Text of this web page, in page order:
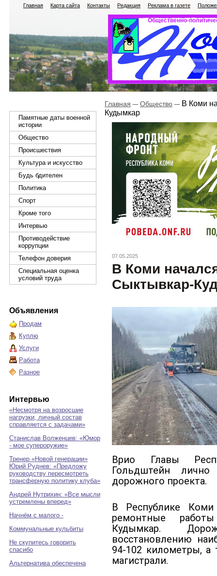
Главная Карта сайта Контакты Редакция Реклама в газете
Общественно-
Памятные даты военной
истории
Общество
Происшествия
Культура и искусство
Будь бдителен
Политика
Спорт
Кроме того
Интервью
Противодействие
коррупции
Телефон доверия
Специальная оценка
условий труда
Объявления
Продам
Куплю
Услуги
Работа
Разное
Интервью
«Несмотря на возросшие
нагрузки, личный состав
справляется с задачами»
Станислав Волженцев: «Юмор
- мое супероружие»
Тренер «Новой генерации»
Юрий Руднев: «Предложу
руководству пересмотреть
трансферную политику клуба»
Андрей Нутрихин: «Все мысли
устремлены вперед»
Начнём с малого -
Коммунальные кульбиты
Не скупитесь говорить
спасибо
Альтернатива обеспечена
Главная Общество
В Коми
Кудымкар
07.05.2025
В Коми
Сыктывкар-
Врио Главы
Гольдштейн лично
дорожного проекта.
В Республике Коми
ремонтные
Кудымкар.
восстановлению
94-102 километры,
магистрали.